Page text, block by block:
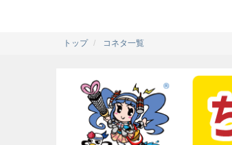
トップ コネタ一覧